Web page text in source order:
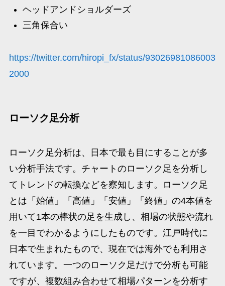
ヘッドアンドショルダーズ
三角保合い
https://twitter.com/hiropi_fx/status/93026981086003
2000
ローソク足分析
ローソク足分析は、日本で最も目にすることが多
い分析手法です。チャートのローソク足を分析し
てトレンドの転換などを察知します。ローソク足
とは「始値」「高値」「安値」「終値」の4本値を
用いて1本の棒状の足を生成し、相場の状態や流れ
を一目でわかるようにしたものです。江戸時代に
日本で生まれたもので、現在では海外でも利用さ
れています。一つのローソク足だけで分析も可能
ですが、複数組み合わせて相場パターンを分析す